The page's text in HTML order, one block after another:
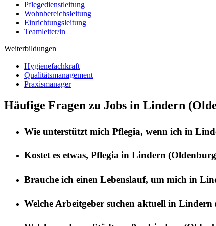
Pflegedienstleitung
Wohnbereichsleitung
Einrichtungsleitung
Teamleiter/in
Weiterbildungen
Hygienefachkraft
Qualitätsmanagement
Praxismanager
Häufige Fragen zu Jobs in Lindern
Wie unterstützt mich Pflegia, wenn ich in
Kostet es etwas, Pflegia in Lindern
Brauche ich einen Lebenslauf, um mich in
Welche Arbeitgeber suchen aktuell in Lindern